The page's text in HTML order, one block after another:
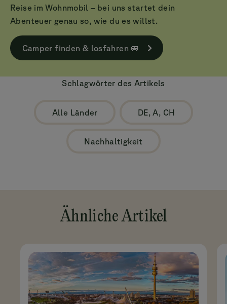
Reise im Wohnmobil – bei uns startet dein
Abenteuer genau so, wie du es willst.
Camper finden & losfahren 🚐
Schlagwörter des Artikels
Alle Länder DE, A, CH
Nachhaltigkeit
Ähnliche Artikel